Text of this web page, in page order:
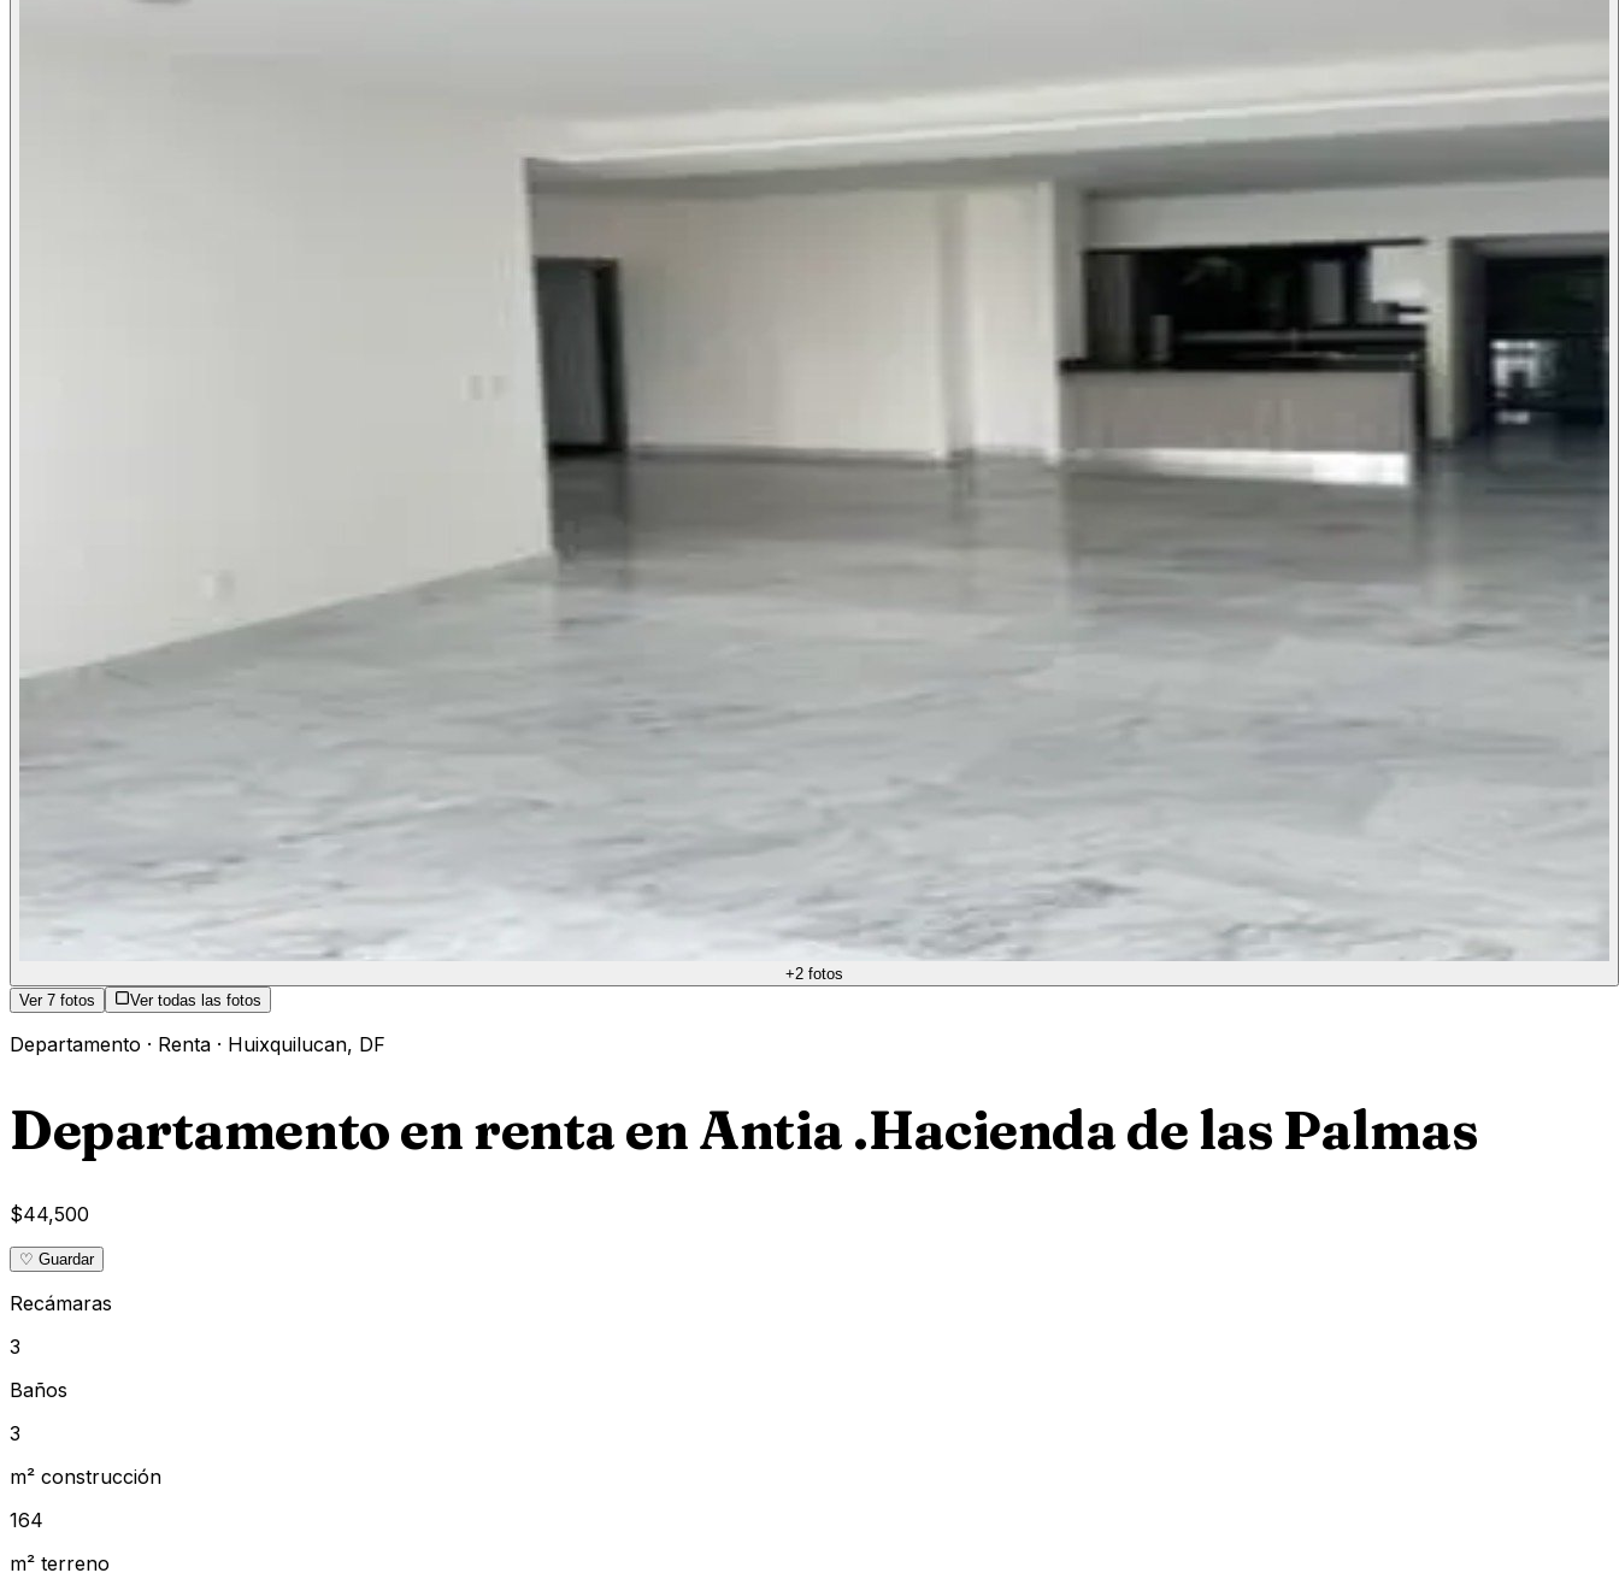
+2 fotos
Ver 7 fotos Ver todas las fotos
Departamento · Renta · Huixquilucan, DF
Departamento en renta en Antia .Hacienda de las Palmas
$44,500
♡ Guardar
Recámaras
3
Baños
3
m² construcción
164
m² terreno